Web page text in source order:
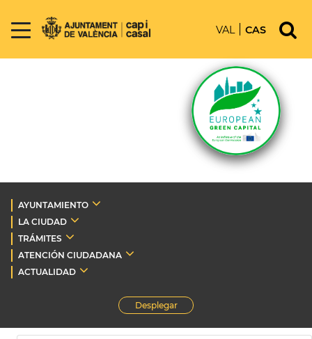
VAL CAS
AYUNTAMIENTO
LA CIUDAD
TRÁMITES
ATENCIÓN CIUDADANA
ACTUALIDAD
Desplegar